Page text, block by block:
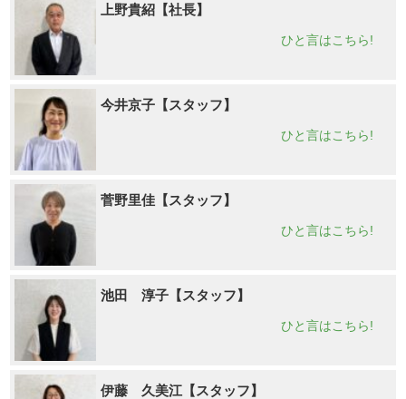
上野貴紹【社長】
ひと言はこちら!
今井京子【スタッフ】
ひと言はこちら!
菅野里佳【スタッフ】
ひと言はこちら!
池田 淳子【スタッフ】
ひと言はこちら!
伊藤 久美江【スタッフ】